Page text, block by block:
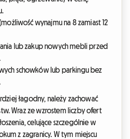
wynajmu na 8 zamiast 12
lub zakup nowych mebli przed
schowków lub parkingu bez
łagodny, należy zachować
Wraz ze wzrostem liczby ofert
celujące szczególnie w
z zagranicy. W tym miejscu